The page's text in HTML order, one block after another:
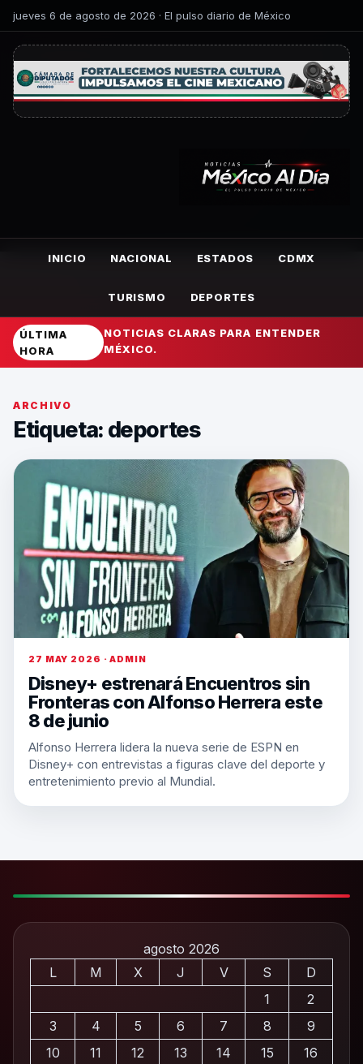
jueves 6 de agosto de 2026 · El pulso diario de México
INICIO NACIONAL ESTADOS CDMX
TURISMO DEPORTES
ÚLTIMA
HORA
NOTICIAS CLARAS PARA ENTENDER
MÉXICO.
ARCHIVO
Etiqueta: deportes
27 MAY 2026 · ADMIN
Disney+ estrenará Encuentros sin
Fronteras con Alfonso Herrera este
8 de junio
Alfonso Herrera lidera la nueva serie de ESPN en
Disney+ con entrevistas a figuras clave del deporte y
entretenimiento previo al Mundial.
agosto 2026
L
M X J V S
D
1
2
3
4 5 6 7 8
9
10
11 12 13 14 15
16